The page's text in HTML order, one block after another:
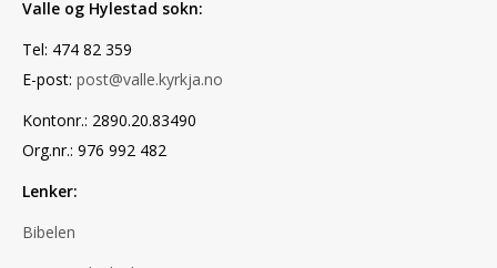
Valle og Hylestad sokn:
Tel: 474 82 359
E-post: post@valle.kyrkja.no
Kontonr.: 2890.20.83490
Org.nr.: 976 992 482
Lenker:
Bibelen